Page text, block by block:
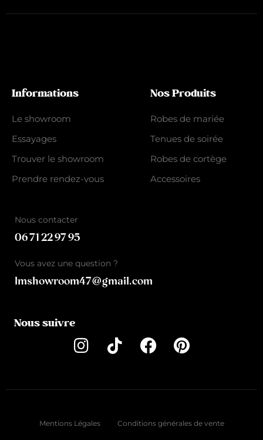
Informations
Le showroom
Essayages
Trouver le showroom
Prendre rendez-vous
Nos Produits
Robes de mariée
Tenues de soirée
Robes de cortège
Accessoires
Nous contacter
06 71 22 97 95
Vous avez une question ?
lmshowroom47@gmail.com
Nous suivre
Mentions Légales Conditions générales de vente